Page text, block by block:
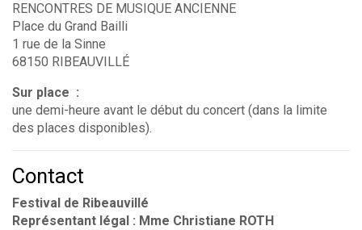
RENCONTRES DE MUSIQUE ANCIENNE
Place du Grand Bailli
1 rue de la Sinne
68150 RIBEAUVILLÉ
Sur place :
une demi-heure avant le début du concert (dans la limite
des places disponibles).
Contact
Festival de Ribeauvillé
Représentant légal : Mme Christiane ROTH